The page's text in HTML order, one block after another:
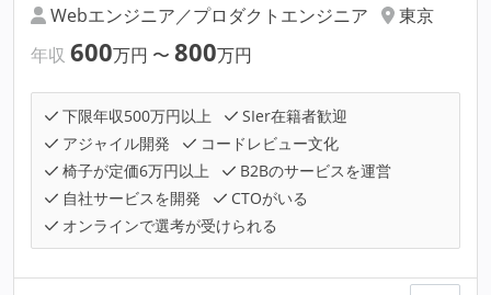
Webエンジニア／プロダクトエンジニア
東京
年収 600万円 〜 800万円
下限年収500万円以上
SIer在籍者歓迎
アジャイル開発
コードレビュー文化
椅子が定価6万円以上
B2Bのサービスを運営
自社サービスを開発
CTOがいる
オンラインで選考が受けられる